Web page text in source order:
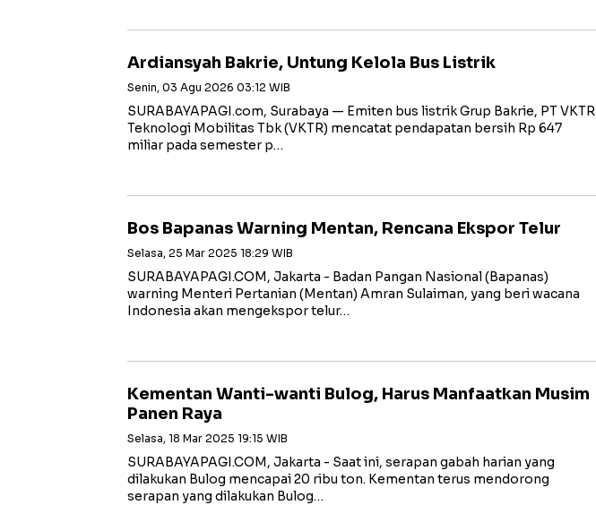
Ardiansyah Bakrie, Untung Kelola Bus Listrik
Senin, 03 Agu 2026 03:12 WIB
SURABAYAPAGI.com, Surabaya — Emiten bus listrik Grup Bakrie, PT VKTR
Teknologi Mobilitas Tbk (VKTR) mencatat pendapatan bersih Rp 647
miliar pada semester p…
Bos Bapanas Warning Mentan, Rencana Ekspor Telur
Selasa, 25 Mar 2025 18:29 WIB
SURABAYAPAGI.COM, Jakarta - Badan Pangan Nasional (Bapanas)
warning Menteri Pertanian (Mentan) Amran Sulaiman, yang beri wacana
Indonesia akan mengekspor telur…
Kementan Wanti-wanti Bulog, Harus Manfaatkan Musim
Panen Raya
Selasa, 18 Mar 2025 19:15 WIB
SURABAYAPAGI.COM, Jakarta - Saat ini, serapan gabah harian yang
dilakukan Bulog mencapai 20 ribu ton. Kementan terus mendorong
serapan yang dilakukan Bulog…